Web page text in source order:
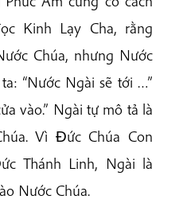
Kinh Lạy Cha, rằng
Chúa, nhưng Nước
“Nước Ngài sẽ tới …”
vào.” Ngài tự mô tả là
Vì Ðức Chúa Con
Thánh Linh, Ngài là
Nước Chúa.